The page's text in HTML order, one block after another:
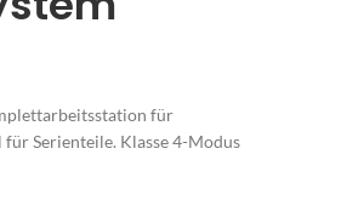
für
Serienteile. Klasse 4-Modus